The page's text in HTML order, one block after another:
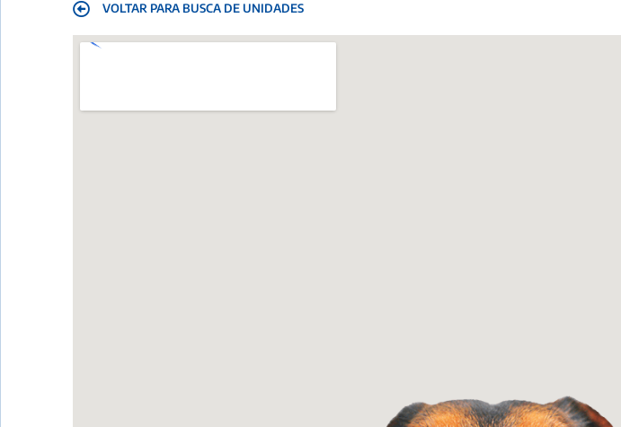
VOLTAR PARA BUSCA DE UNIDADES